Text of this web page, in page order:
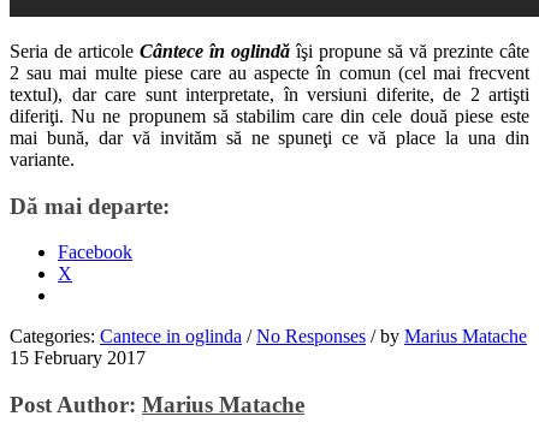
Seria de articole Cântece în oglindă îşi propune să vă prezinte câte
2 sau mai multe piese care au aspecte în comun (cel mai frecvent
textul), dar care sunt interpretate, în versiuni diferite, de 2 artişti
diferiţi. Nu ne propunem să stabilim care din cele două piese este
mai bună, dar vă invităm să ne spuneţi ce vă place la una din
variante.
Dă mai departe:
Facebook
X
Categories: Cantece in oglinda / No Responses /by Marius Matache
15 February 2017
Post Author: Marius Matache